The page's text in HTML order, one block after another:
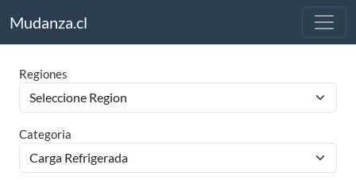
Mudanza.cl
Regiones
Categoria